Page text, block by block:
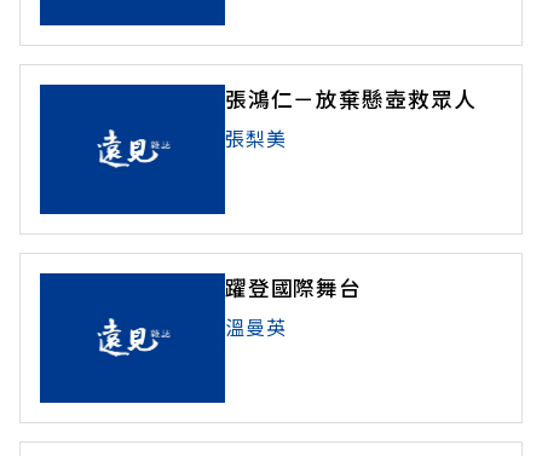
張鴻仁－放棄懸壺救眾人
張梨美
躍登國際舞台
溫曼英